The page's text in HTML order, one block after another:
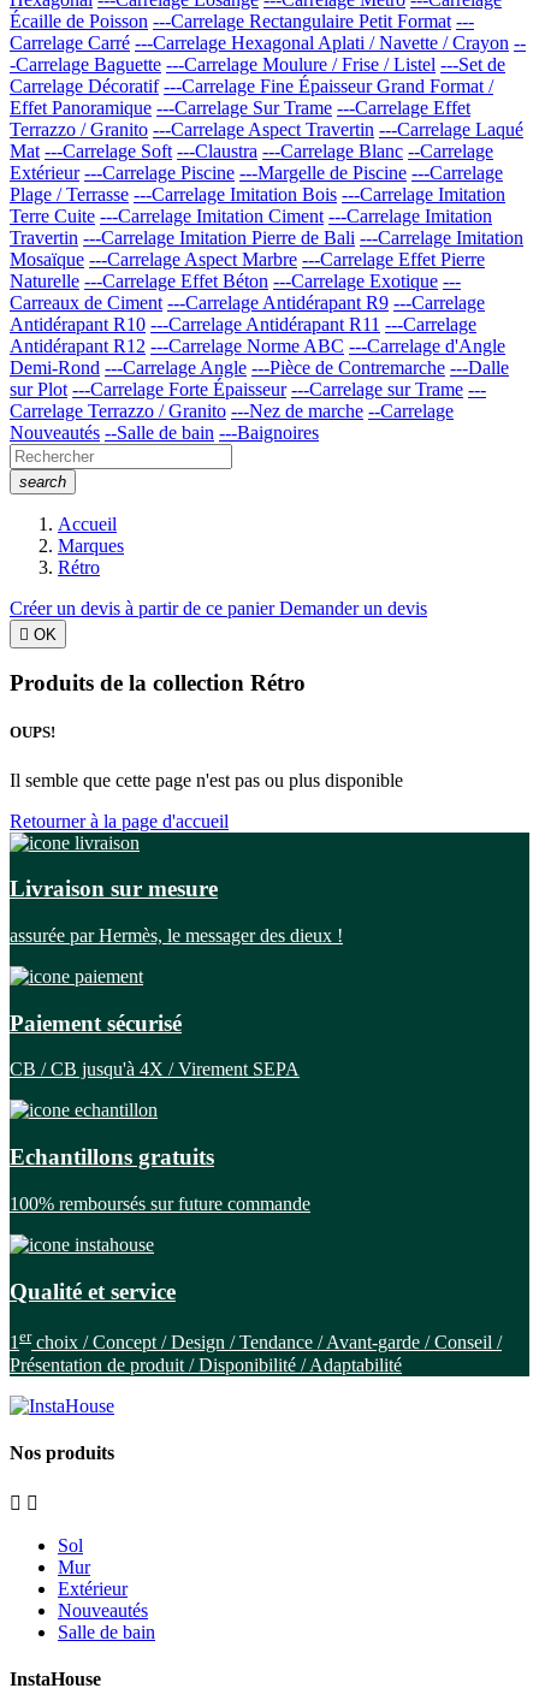
Écaille de Poisson ---Carrelage Rectangulaire Petit Format ---
Carrelage Carré ---Carrelage Hexagonal Aplati / Navette / Crayon --
-Carrelage Baguette ---Carrelage Moulure / Frise / Listel ---Set de
Carrelage Décoratif ---Carrelage Fine Épaisseur Grand Format /
Effet Panoramique ---Carrelage Sur Trame ---Carrelage Effet
Terrazzo / Granito ---Carrelage Aspect Travertin ---Carrelage Laqué
Mat ---Carrelage Soft ---Claustra ---Carrelage Blanc --Carrelage
Extérieur ---Carrelage Piscine ---Margelle de Piscine ---Carrelage
Plage / Terrasse ---Carrelage Imitation Bois ---Carrelage Imitation
Terre Cuite ---Carrelage Imitation Ciment ---Carrelage Imitation
Travertin ---Carrelage Imitation Pierre de Bali ---Carrelage Imitation
Mosaïque ---Carrelage Aspect Marbre ---Carrelage Effet Pierre
Naturelle ---Carrelage Effet Béton ---Carrelage Exotique ---
Carreaux de Ciment ---Carrelage Antidérapant R9 ---Carrelage
Antidérapant R10 ---Carrelage Antidérapant R11 ---Carrelage
Antidérapant R12 ---Carrelage Norme ABC ---Carrelage d'Angle
Demi-Rond ---Carrelage Angle ---Pièce de Contremarche ---Dalle
sur Plot ---Carrelage Forte Épaisseur ---Carrelage sur Trame ---
Carrelage Terrazzo / Granito ---Nez de marche --Carrelage
Nouveautés --Salle de bain ---Baignoires
search
Accueil
Marques
Rétro
Créer un devis à partir de ce panierDemander un devis
 OK
Produits de la collection Rétro
OUPS!
Il semble que cette page n'est pas ou plus disponible
Retourner à la page d'accueil
Livraison sur mesure
assurée par Hermès, le messager des dieux !
Paiement sécurisé
CB / CB jusqu'à 4X / Virement SEPA
Echantillons gratuits
100% remboursés sur future commande
Qualité et service
1erchoix / Concept / Design / Tendance / Avant-garde / Conseil /
Présentation de produit / Disponibilité / Adaptabilité
Nos produits
 
Sol
Mur
Extérieur
Nouveautés
Salle de bain
InstaHouse